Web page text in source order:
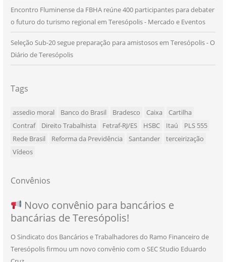
Encontro Fluminense da FBHA reúne 400 participantes para debater
o futuro do turismo regional em Teresópolis - Mercado e Eventos
Seleção Sub-20 segue preparação para amistosos em Teresópolis - O
Diário de Teresópolis
Tags
assedio moral Banco do Brasil Bradesco Caixa
Cartilha
Contraf
Direito Trabalhista Fetraf-RJ/ES HSBC Itaú
PLS 555
Rede Brasil
Reforma da Previdência Santander
terceirização
Vídeos
Convênios
SEU NOVO BENEFÍCIO CHEGOU
Novo convênio para bancários e
bancárias de Teresópolis!
O Sindicato dos Bancários e Trabalhadores do Ramo Financeiro de
Teresópolis firmou um novo convênio com o SEC Studio Eduardo
NOVO CONVÊNIO PARA VOCÊ, BANCÁRIO
E BANCÁRIA!
Convênio com a Rede de Ensino Técnico e
Centro de Qualificação Técnica